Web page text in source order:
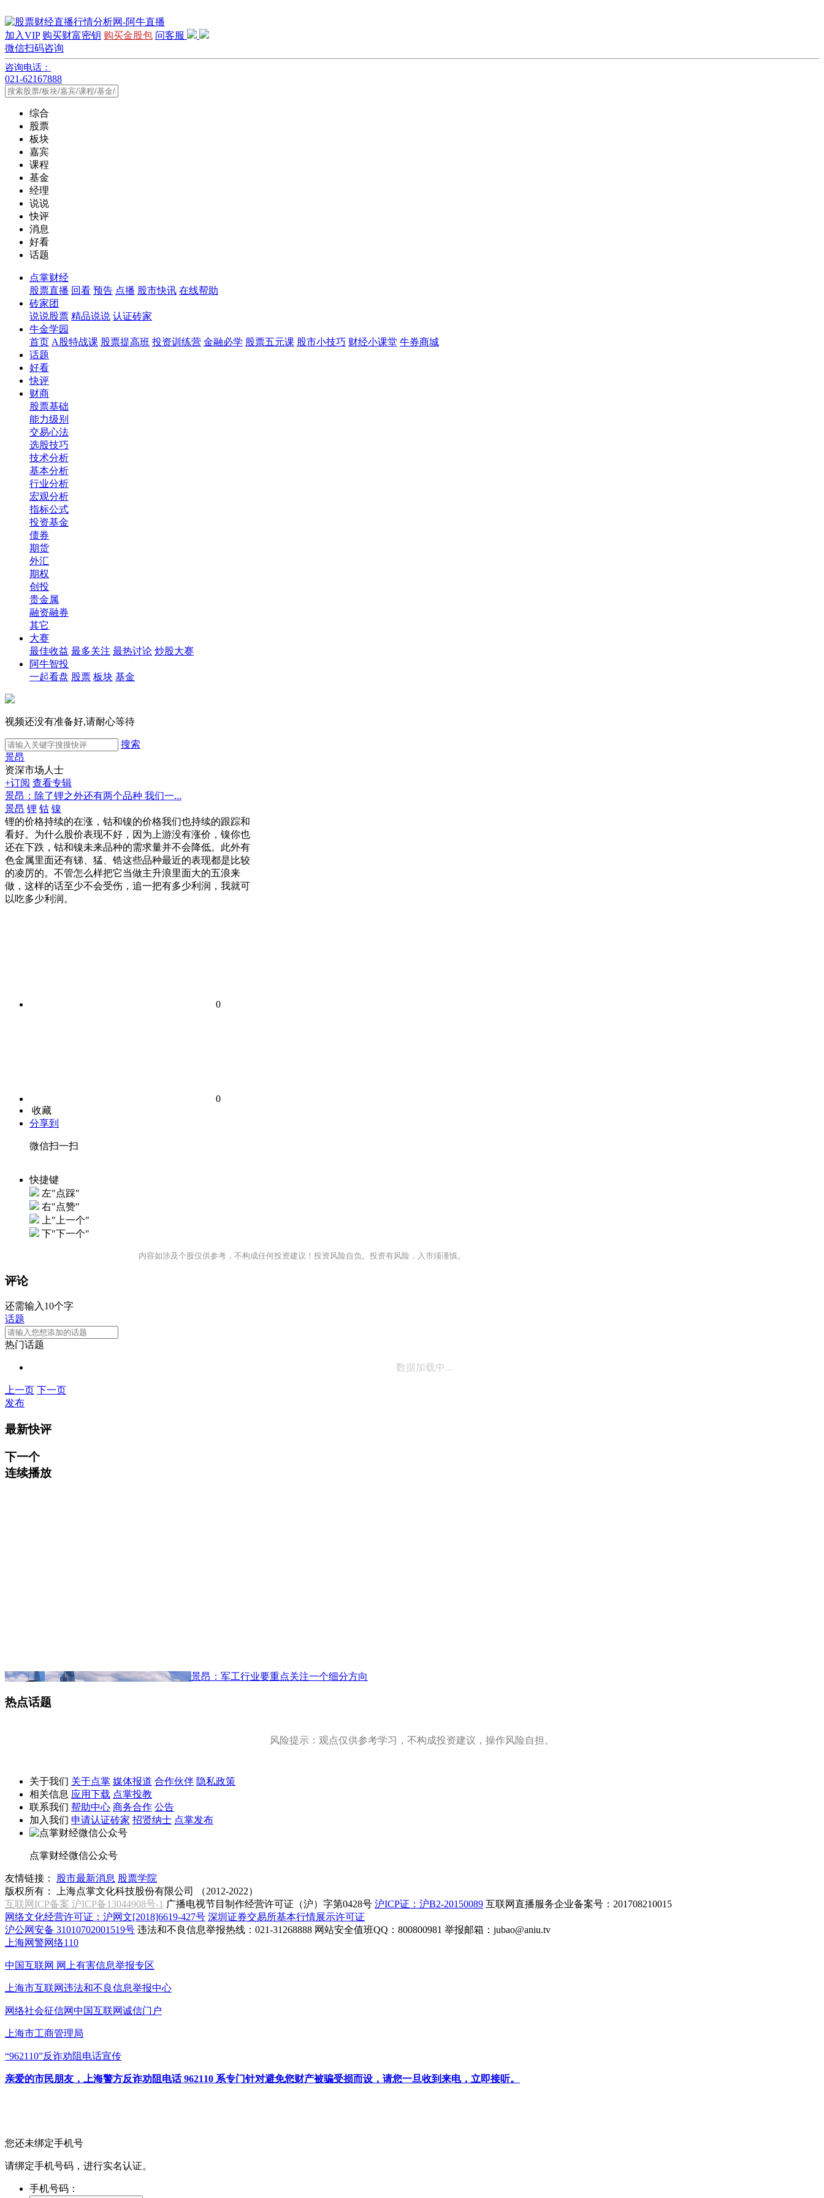
加入VIP 购买财富密钥 购买金股包 问客服
微信扫码咨询
咨询电话：
021-62167888
综合
股票
板块
嘉宾
课程
基金
经理
说说
快评
消息
好看
话题
点掌财经
股票直播 回看 预告 点播 股市快讯 在线帮助
砖家团
说说股票 精品说说 认证砖家
牛金学园
首页 A股特战课 股票提高班 投资训练营 金融必学 股票五元课 股市小技巧 财经小课堂 牛券商城
话题
好看
快评
财商
股票基础
能力级别
交易心法
选股技巧
技术分析
基本分析
行业分析
宏观分析
指标公式
投资基金
债券
期货
外汇
期权
创投
贵金属
融资融券
其它
大赛
最佳收益 最多关注 最热讨论 炒股大赛
阿牛智投
一起看盘 股票 板块 基金
视频还没有准备好,请耐心等待
搜索
景昂
资深市场人士
+订阅 查看专辑
景昂：除了锂之外还有两个品种 我们一...
景昂 锂 钴 镍
锂的价格持续的在涨，钴和镍的价格我们也持续的跟踪和
看好。为什么股价表现不好，因为上游没有涨价，镍你也
还在下跌，钴和镍未来品种的需求量并不会降低。此外有
色金属里面还有锑、猛、锆这些品种最近的表现都是比较
的凌厉的。不管怎么样把它当做主升浪里面大的五浪来
做，这样的话至少不会受伤，追一把有多少利润，我就可
以吃多少利润。
0
0
收藏
分享到
微信扫一扫
快捷键
左"点踩"
右"点赞"
上"上一个"
下"下一个"
内容如涉及个股仅供参考，不构成任何投资建议！投资风险自负。投资有风险，入市须谨慎。
评论
还需输入10个字
话题
热门话题
数据加载中...
上一页 下一页
发布
最新快评
下一个
连续播放
景昂：军工行业要重点关注一个细分方向
热点话题
风险提示：观点仅供参考学习，不构成投资建议，操作风险自担。
关于我们 关于点掌 媒体报道 合作伙伴 隐私政策
相关信息 应用下载 点掌投教
联系我们 帮助中心 商务合作 公告
加入我们 申请认证砖家 招贤纳士 点掌发布
点掌财经微信公众号
友情链接： 股市最新消息 股票学院
版权所有：
上海点掌文化科技股份有限公司 （2012-2022）
互联网ICP备案 沪ICP备13044908号-1 广播电视节目制作经营许可证（沪）字第0428号 沪ICP证：沪B2-20150089 互联网直播服务企业备案号：201708210015
网络文化经营许可证：沪网文[2018]6619-427号 深圳证券交易所基本行情展示许可证
沪公网安备 31010702001519号 违法和不良信息举报热线：021-31268888 网站安全值班QQ：800800981 举报邮箱： jubao@aniu.tv
上海网警网络110
中国互联网 网上有害信息举报专区
上海市互联网违法和不良信息举报中心
网络社会征信网中国互联网诚信门户
上海市工商管理局
“962110”反诈劝阻电话宣传
亲爱的市民朋友，上海警方反诈劝阻电话 962110 系专门针对避免您财产被骗受损而设，请您一旦收到来电，立即接听。
您还未绑定手机号
请绑定手机号码，进行实名认证。
手机号码：